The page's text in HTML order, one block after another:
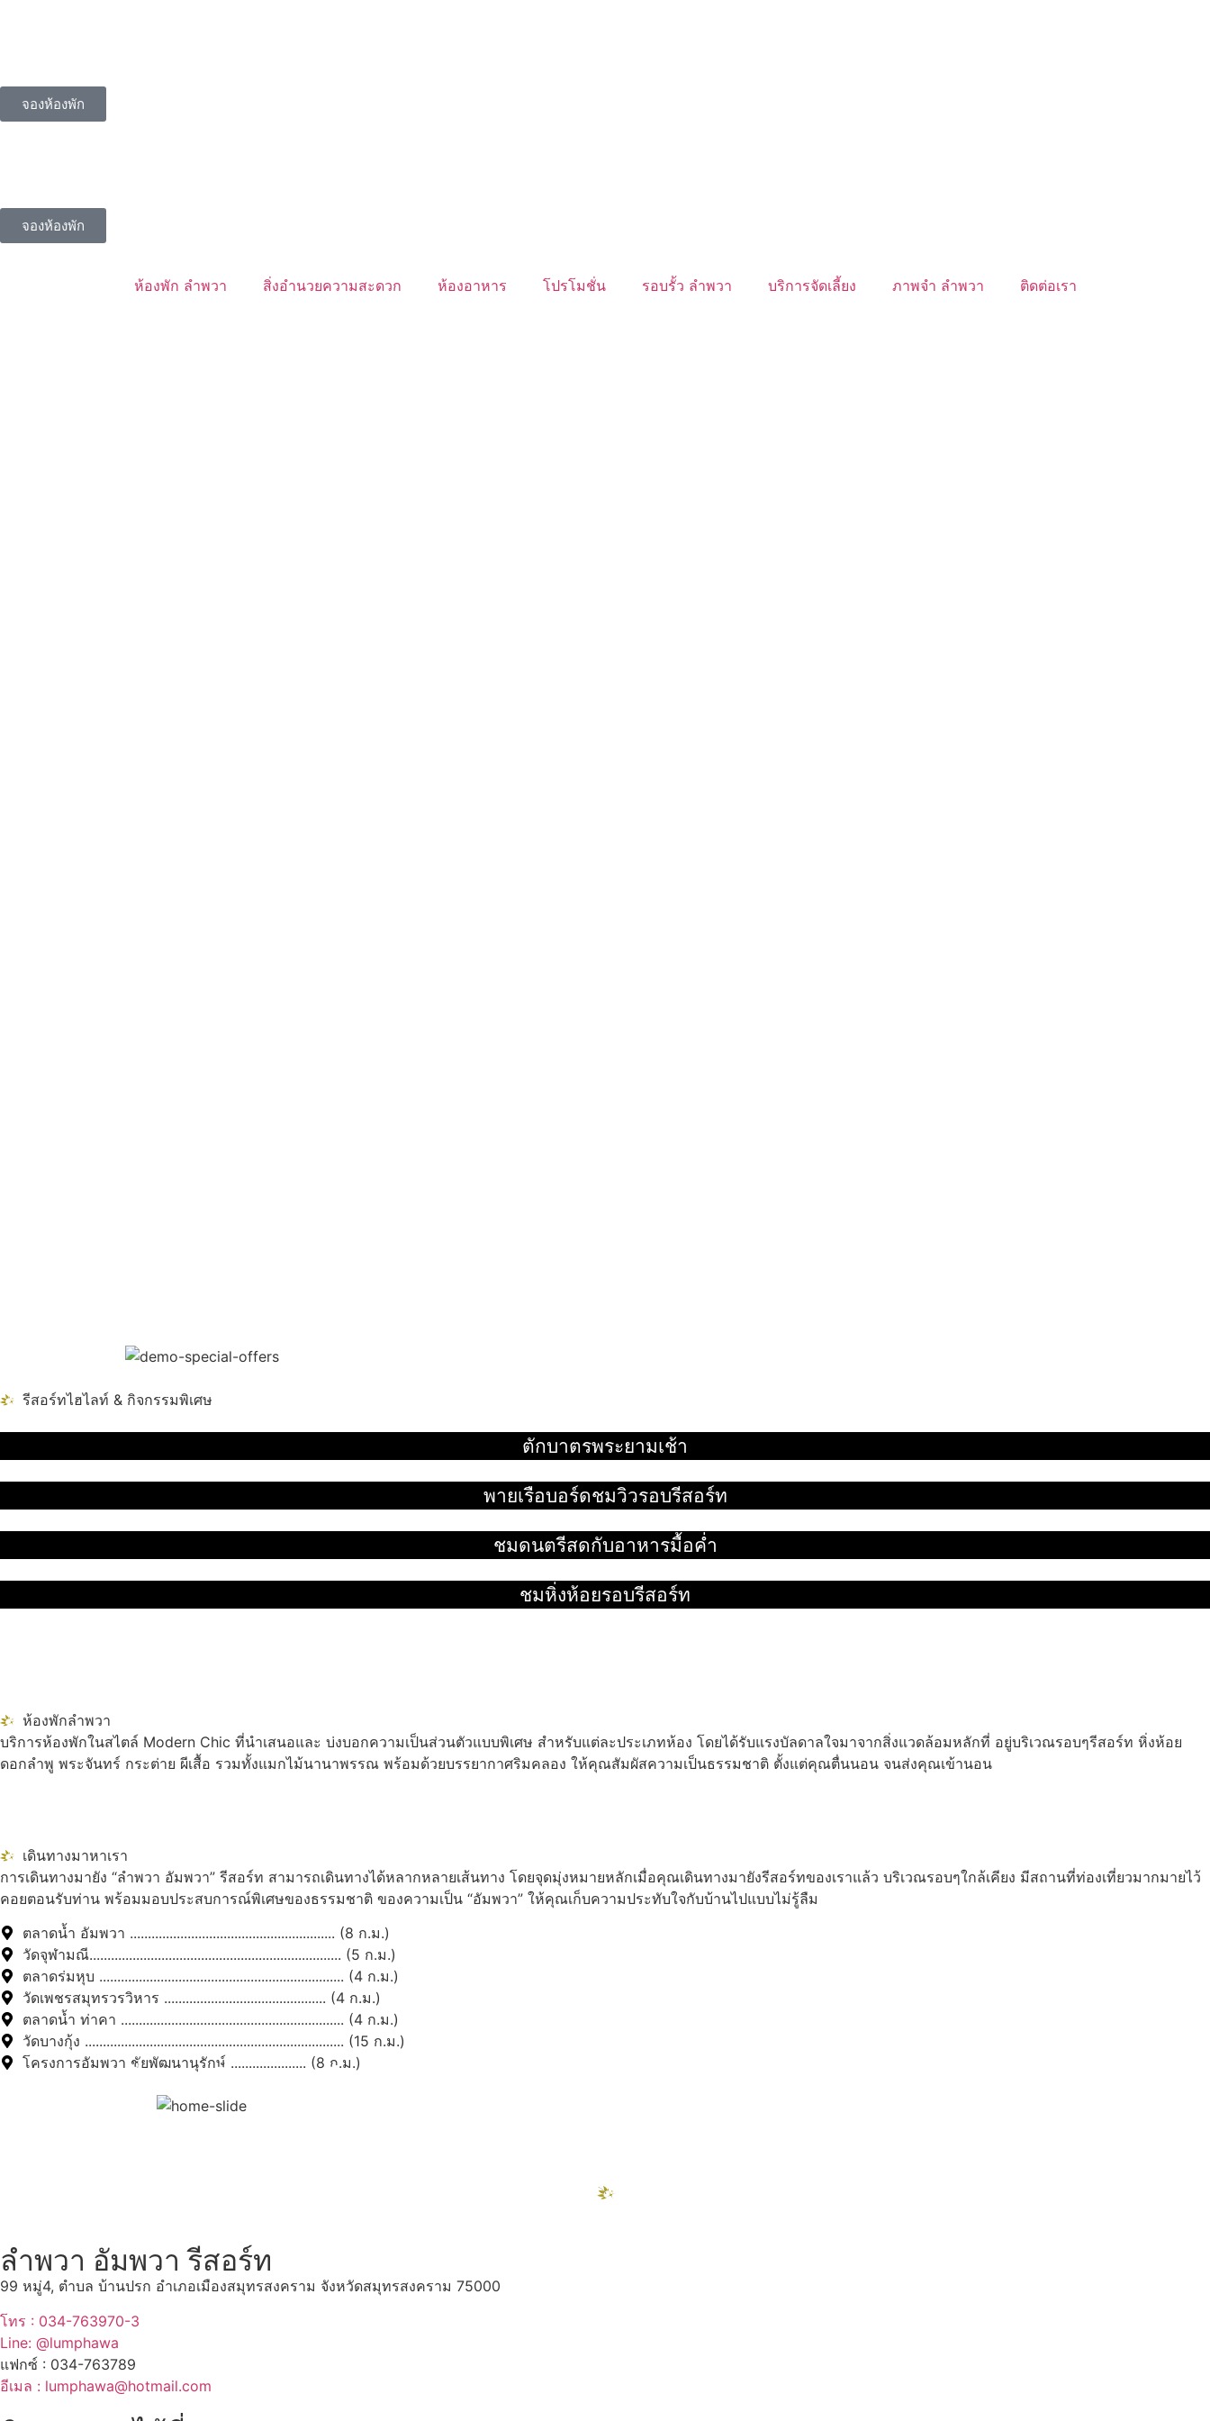
จองห้องพัก
จองห้องพัก
ห้องพัก ลำพวา สิ่งอำนวยความสะดวก ห้องอาหาร โปรโมชั่น รอบรั้ว ลำพวา บริการจัดเลี้ยง ภาพจำ ลำพวา ติดต่อเรา
รีสอร์ทไฮไลท์ & กิจกรรมพิเศษ
ตักบาตรพระยามเช้า
พายเรือบอร์ดชมวิวรอบรีสอร์ท
ชมดนตรีสดกับอาหารมื้อค่ำ
ชมหิ่งห้อยรอบรีสอร์ท
ห้องพักลำพวา
บริการห้องพักในสไตล์ Modern Chic ที่นำเสนอและ บ่งบอกความเป็นส่วนตัวแบบพิเศษ สำหรับแต่ละประเภทห้อง โดยได้รับแรงบัลดาลใจมาจากสิ่งแวดล้อมหลักที่ อยู่บริเวณรอบๆรีสอร์ท หิ่งห้อย
ดอกลำพู พระจันทร์ กระต่าย ผีเสื้อ รวมทั้งแมกไม้นานาพรรณ พร้อมด้วยบรรยากาศริมคลอง ให้คุณสัมผัสความเป็นธรรมชาติ ตั้งแต่คุณตื่นนอน จนส่งคุณเข้านอน
เดินทางมาหาเรา
การเดินทางมายัง “ลำพวา อัมพวา” รีสอร์ท สามารถเดินทางได้หลากหลายเส้นทาง โดยจุดมุ่งหมายหลักเมื่อคุณเดินทางมายังรีสอร์ทของเราแล้ว บริเวณรอบๆใกล้เคียง มีสถานที่ท่องเที่ยวมากมายไว้
คอยตอนรับท่าน พร้อมมอบประสบการณ์พิเศษของธรรมชาติ ของความเป็น “อัมพวา” ให้คุณเก็บความประทับใจกับบ้านไปแบบไม่รู้ลืม
ตลาดน้ำ อัมพวา ......................................................... (8 ก.ม.)
วัดจุฬามณี...................................................................... (5 ก.ม.)
ตลาดร่มหุบ .................................................................... (4 ก.ม.)
วัดเพชรสมุทรวรวิหาร ............................................. (4 ก.ม.)
ตลาดน้ำ ท่าคา .............................................................. (4 ก.ม.)
วัดบางกุ้ง ........................................................................ (15 ก.ม.)
โครงการอัมพวา ชัยพัฒนานุรักษ์ ..................... (8 ก.ม.)
สถานที่ท่องเที่ยวรอบรีสอร์ท
ลำพวา อัมพวา รีสอร์ท
99 หมู่4, ตำบล บ้านปรก อำเภอเมืองสมุทรสงคราม จังหวัดสมุทรสงคราม 75000
โทร : 034-763970-3
Line: @lumphawa
แฟกซ์ : 034-763789
อีเมล : lumphawa@hotmail.com